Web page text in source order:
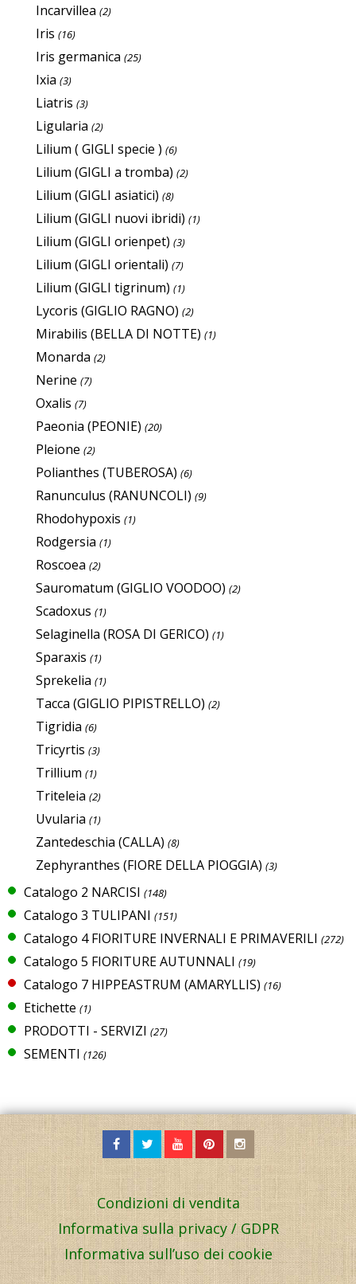
Incarvillea (2)
Iris (16)
Iris germanica (25)
Ixia (3)
Liatris (3)
Ligularia (2)
Lilium ( GIGLI specie ) (6)
Lilium (GIGLI a tromba) (2)
Lilium (GIGLI asiatici) (8)
Lilium (GIGLI nuovi ibridi) (1)
Lilium (GIGLI orienpet) (3)
Lilium (GIGLI orientali) (7)
Lilium (GIGLI tigrinum) (1)
Lycoris (GIGLIO RAGNO) (2)
Mirabilis (BELLA DI NOTTE) (1)
Monarda (2)
Nerine (7)
Oxalis (7)
Paeonia (PEONIE) (20)
Pleione (2)
Polianthes (TUBEROSA) (6)
Ranunculus (RANUNCOLI) (9)
Rhodohypoxis (1)
Rodgersia (1)
Roscoea (2)
Sauromatum (GIGLIO VOODOO) (2)
Scadoxus (1)
Selaginella (ROSA DI GERICO) (1)
Sparaxis (1)
Sprekelia (1)
Tacca (GIGLIO PIPISTRELLO) (2)
Tigridia (6)
Tricyrtis (3)
Trillium (1)
Triteleia (2)
Uvularia (1)
Zantedeschia (CALLA) (8)
Zephyranthes (FIORE DELLA PIOGGIA) (3)
Catalogo 2 NARCISI (148)
Catalogo 3 TULIPANI (151)
Catalogo 4 FIORITURE INVERNALI E PRIMAVERILI (272)
Catalogo 5 FIORITURE AUTUNNALI (19)
Catalogo 7 HIPPEASTRUM (AMARYLLIS) (16)
Etichette (1)
PRODOTTI - SERVIZI (27)
SEMENTI (126)
Condizioni di vendita
Informativa sulla privacy / GDPR
Informativa sull’uso dei cookie